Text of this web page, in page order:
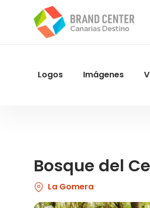
contenido
Logos Imágenes
Bosque del
La Gomera